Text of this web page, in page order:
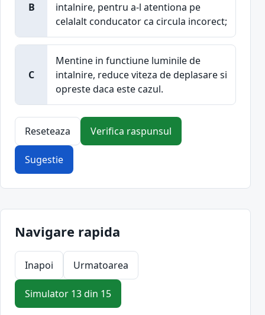
B
intalnire, pentru a-l atentiona pe
celalalt conducator ca circula incorect;
C
Mentine in functiune luminile de
intalnire, reduce viteza de deplasare si
opreste daca este cazul.
Reseteaza Verifica raspunsul
Sugestie
Navigare rapida
Inapoi Urmatoarea
Simulator 13 din 15